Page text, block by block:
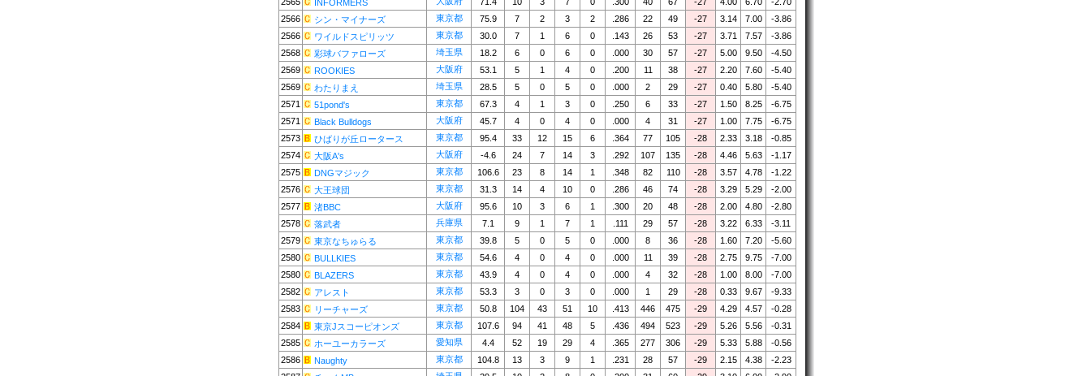
INFORMERS
2566
シン・マイナーズ 東京都 75.9 7 2 3 2 .286 22 49 -27 3.14 7.00
-3.86
2566
ワイルドスピリッツ 東京都 30.0 7 1 6 0 .143 26 53 -27 3.71 7.57
-3.86
2568
彩球バファローズ 埼玉県 18.2 6 0 6 0 .000 30 57 -27 5.00 9.50
-4.50
2569
ROOKIES 大阪府 53.1 5 1 4 0 .200 11 38 -27 2.20 7.60
-5.40
2569
わたりまえ 埼玉県 28.5 5 0 5 0 .000 2 29 -27 0.40 5.80
-5.40
2571
51pond's 東京都 67.3 4 1 3 0 .250 6 33 -27 1.50 8.25
-6.75
2571
Black Bulldogs 大阪府 45.7 4 0 4 0 .000 4 31 -27 1.00 7.75
-6.75
2573
ひばりが丘ロータース 東京都 95.4 33 12 15 6 .364 77 105 -28 2.33 3.18
-0.85
2574
大阪A's 大阪府 -4.6 24 7 14 3 .292 107 135 -28 4.46 5.63
-1.17
2575
DNGマジック 東京都 106.6 23 8 14 1 .348 82 110 -28 3.57 4.78
-1.22
2576
大王球団 東京都 31.3 14 4 10 0 .286 46 74 -28 3.29 5.29
-2.00
2577
渚BBC 大阪府 95.6 10 3 6 1 .300 20 48 -28 2.00 4.80
-2.80
2578
落武者 兵庫県 7.1 9 1 7 1 .111 29 57 -28 3.22 6.33
-3.11
2579
東京なちゅらる 東京都 39.8 5 0 5 0 .000 8 36 -28 1.60 7.20
-5.60
2580
BULLKIES 東京都 54.6 4 0 4 0 .000 11 39 -28 2.75 9.75
-7.00
2580
BLAZERS 東京都 43.9 4 0 4 0 .000 4 32 -28 1.00 8.00
-7.00
2582
アレスト 東京都 53.3 3 0 3 0 .000 1 29 -28 0.33 9.67
-9.33
2583
リーチャーズ 東京都 50.8 104 43 51 10 .413 446 475 -29 4.29 4.57
-0.28
2584
東京Jスコーピオンズ 東京都 107.6 94 41 48 5 .436 494 523 -29 5.26 5.56
-0.31
2585
ホーユーカラーズ 愛知県 4.4 52 19 29 4 .365 277 306 -29 5.33 5.88
-0.56
2586
Naughty 東京都 104.8 13 3 9 1 .231 28 57 -29 2.15 4.38
-2.23